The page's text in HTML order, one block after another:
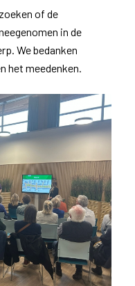
of de
in de
We bedanken
het meedenken.